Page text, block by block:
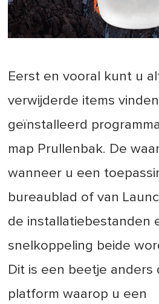
Eerst en vooral kunt u
verwijderde items
geïnstalleerd
map Prullenbak. De
wanneer u een
bureaublad of van
de installatiebestanden
snelkoppeling beide
Dit is een beetje anders
platform waarop u een